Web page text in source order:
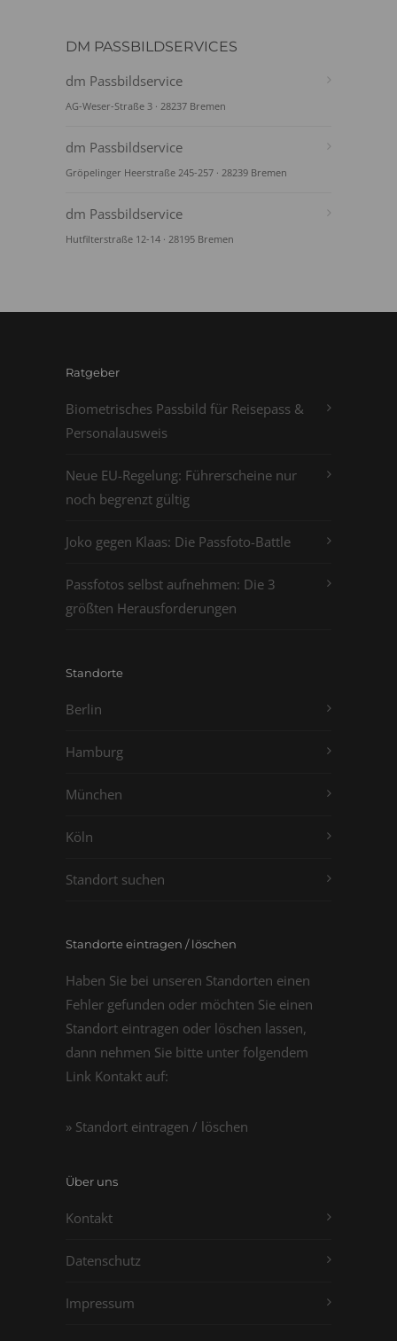
DM PASSBILDSERVICES
dm Passbildservice
AG-Weser-Straße 3 · 28237 Bremen
dm Passbildservice
Gröpelinger Heerstraße 245-257 · 28239 Bremen
dm Passbildservice
Hutfilterstraße 12-14 · 28195 Bremen
Ratgeber
Biometrisches Passbild für Reisepass &
Personalausweis
Neue EU-Regelung: Führerscheine nur
noch begrenzt gültig
Joko gegen Klaas: Die Passfoto-Battle
Passfotos selbst aufnehmen: Die 3
größten Herausforderungen
Standorte
Berlin
Hamburg
München
Köln
Standort suchen
Standorte eintragen / löschen
Haben Sie bei unseren Standorten einen
Fehler gefunden oder möchten Sie einen
Standort eintragen oder löschen lassen,
dann nehmen Sie bitte unter folgendem
Link Kontakt auf:
» Standort eintragen / löschen
Über uns
Kontakt
Datenschutz
Impressum